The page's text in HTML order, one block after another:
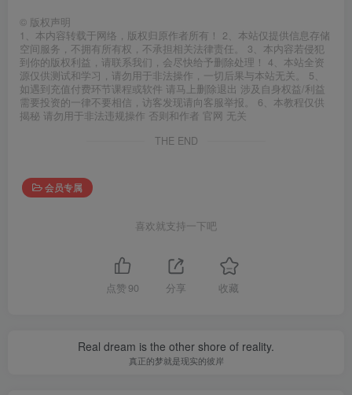
© 版权声明
1、本内容转载于网络，版权归原作者所有！ 2、本站仅提供信息存储
空间服务，不拥有所有权，不承担相关法律责任。 3、本内容若侵犯
到你的版权利益，请联系我们，会尽快给予删除处理！ 4、本站全资
源仅供测试和学习，请勿用于非法操作，一切后果与本站无关。 5、
如遇到充值付费环节课程或软件 请马上删除退出 涉及自身权益/利益
需要投资的一律不要相信，访客发现请向客服举报。 6、本教程仅供
揭秘 请勿用于非法违规操作 否则和作者 官网 无关
THE END
会员专属
喜欢就支持一下吧
点赞 90 分享 收藏
Real dream is the other shore of reality.
真正的梦就是现实的彼岸